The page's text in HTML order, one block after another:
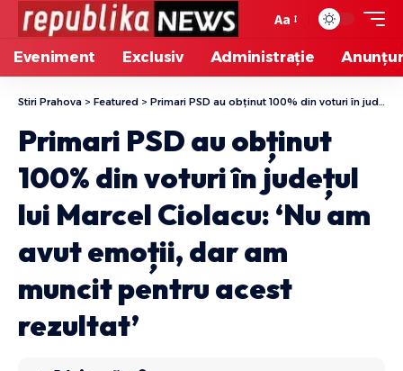
Aa
Eveniment Exclusiv Administrație
Stiri Prahova > Featured > Primari PSD au obținut 100% din voturi în județul lui Marcel Ciolacu: ‘Nu am avut emoții, dar am muncit pentru acest rezultat’
Primari PSD au obținut
100% din voturi în județul
lui Marcel Ciolacu: ‘Nu am
avut emoții, dar am
muncit pentru acest
rezultat’